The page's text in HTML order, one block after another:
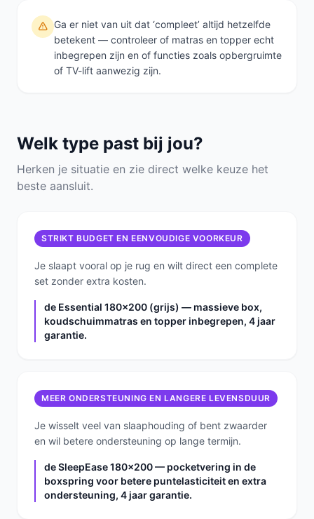
Ga er niet van uit dat ‘compleet’ altijd hetzelfde
betekent — controleer of matras en topper echt
inbegrepen zijn en of functies zoals opbergruimte
of TV-lift aanwezig zijn.
Welk type past bij jou?
Herken je situatie en zie direct welke keuze het
beste aansluit.
STRIKT BUDGET EN EENVOUDIGE VOORKEUR
Je slaapt vooral op je rug en wilt direct een complete
set zonder extra kosten.
de Essential 180x200 (grijs) — massieve box,
koudschuimmatras en topper inbegrepen, 4 jaar
garantie.
MEER ONDERSTEUNING EN LANGERE LEVENSDUUR
Je wisselt veel van slaaphouding of bent zwaarder
en wil betere ondersteuning op lange termijn.
de SleepEase 180x200 — pocketvering in de
boxspring voor betere puntelasticiteit en extra
ondersteuning, 4 jaar garantie.